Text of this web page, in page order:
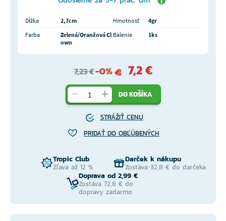
Dĺžka 2,7cm Hmotnosť
4gr
Farba
Zelená/Oranžová Cl
own
Balenie 1ks
7,23 €-0% 7,2 €
DO KOŠÍKA
STRÁŽIŤ CENU
PRIDAŤ DO OBĽÚBENÝCH
Tropic Club
Zľava až 12 %
Darček k nákupu
Zostáva 32,8 € do darčeka
Doprava od 2,99 €
Zostáva 72,8 € do
dopravy zadarmo